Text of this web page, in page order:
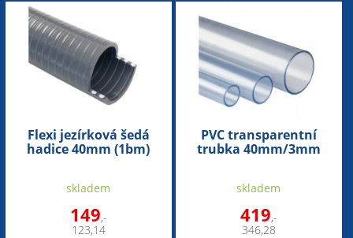
Flexi jezírková šedá
hadice 40mm (1bm)
skladem
149,-
123,14
PVC transparentní
trubka 40mm/3mm
skladem
419,-
346,28